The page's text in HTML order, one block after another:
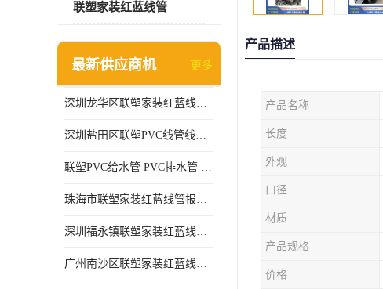
联塑家装红蓝线管
最新供应商机 更多
深圳龙华区联塑家装红蓝线管报价单
深圳盐田区联塑PVC线管线槽厂商 可零售批发
联塑PVC给水管 PVC排水管 PVC线管线槽
珠海市联塑家装红蓝线管报价表 联塑水管供货商
深圳福永镇联塑家装红蓝线管价格 支持送货上门
广州南沙区联塑家装红蓝线管批发 库存充足
产品描述
产品名称
长度
外观
口径
材质
产品规格
价格